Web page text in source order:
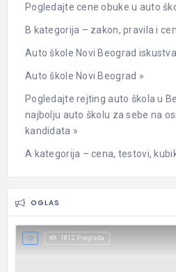
Pogledajte cene obuke u auto
B kategorija – zakon, pravila i
Auto škole Novi Beograd
Auto škole Novi Beograd »
Pogledajte rejting auto škola u
najbolju auto školu za sebe na
kandidata »
A kategorija – cena, testovi,
OGLAS
1812 Pregleda